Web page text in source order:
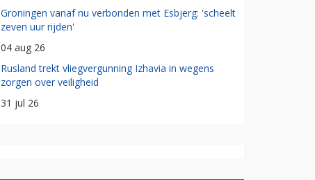
Groningen vanaf nu verbonden met Esbjerg: 'scheelt
zeven uur rijden'
04 aug 26
Rusland trekt vliegvergunning Izhavia in wegens
zorgen over veiligheid
31 jul 26